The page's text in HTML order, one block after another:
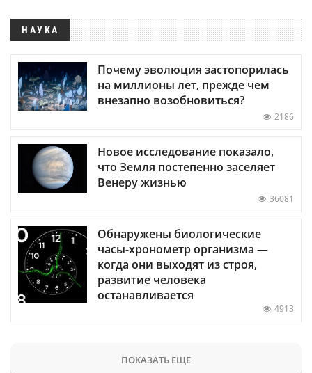
НАУКА
Почему эволюция застопорилась
на миллионы лет, прежде чем
внезапно возобновиться?
2186
Новое исследование показало,
что Земля постепенно заселяет
Венеру жизнью
36081
Обнаружены биологические
часы-хронометр организма —
когда они выходят из строя,
развитие человека
останавливается
4913
ПОКАЗАТЬ ЕЩЕ